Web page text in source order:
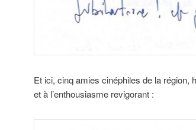
Et ici, cinq amies cinéphiles de la région,
et à l’enthousiasme revigorant :